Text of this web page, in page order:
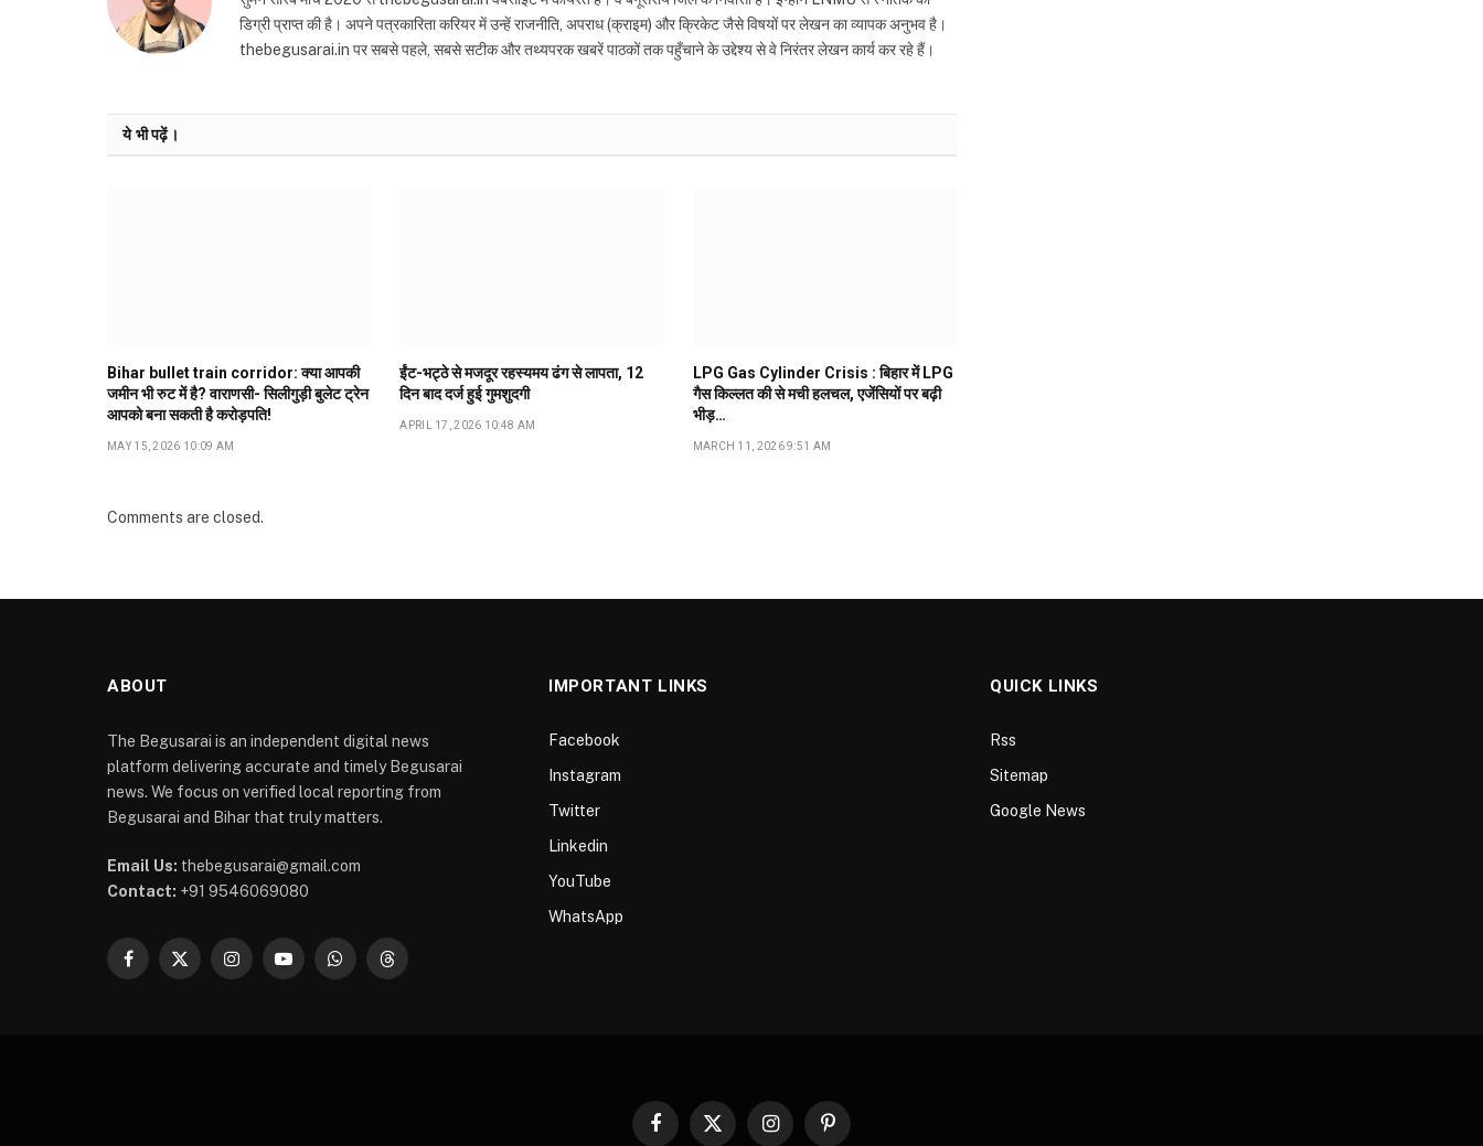
डिग्री प्राप्त की है। अपने पत्रकारिता करियर में उन्हें राजनीति, अपराध (क्राइम) और क्रिकेट जैसे विषयों पर लेखन का व्यापक अनुभव है।
thebegusarai.in पर सबसे पहले, सबसे सटीक और तथ्यपरक खबरें पाठकों तक पहुँचाने के उद्देश्य से वे निरंतर लेखन कार्य कर रहे हैं।
ये भी पढ़ें।
Bihar bullet train corridor: क्या आपकी
जमीन भी रुट में है? वाराणसी- सिलीगुड़ी बुलेट ट्रेन
आपको बना सकती है करोड़पति!
MAY 15, 2026 10:09 AM
ईंट-भट्ठे से मजदूर रहस्यमय ढंग से लापता, 12
दिन बाद दर्ज हुई गुमशुदगी
APRIL 17, 2026 10:48 AM
LPG Gas Cylinder Crisis : बिहार में LPG
गैस किल्लत की से मची हलचल, एजेंसियों पर बढ़ी
भीड़…
MARCH 11, 2026 9:51 AM
Comments are closed.
ABOUT
The Begusarai is an independent digital news
platform delivering accurate and timely Begusarai
news. We focus on verified local reporting from
Begusarai and Bihar that truly matters.
Email Us: thebegusarai@gmail.com
Contact: +91 9546069080
Facebook
X
InstagramYouTubeWhatsAppThreads
IMPORTANT LINKS
Facebook
Instagram
Twitter
Linkedin
YouTube
WhatsApp
QUICK LINKS
Rss
Sitemap
Google News
Facebook
X
InstagramPinterest